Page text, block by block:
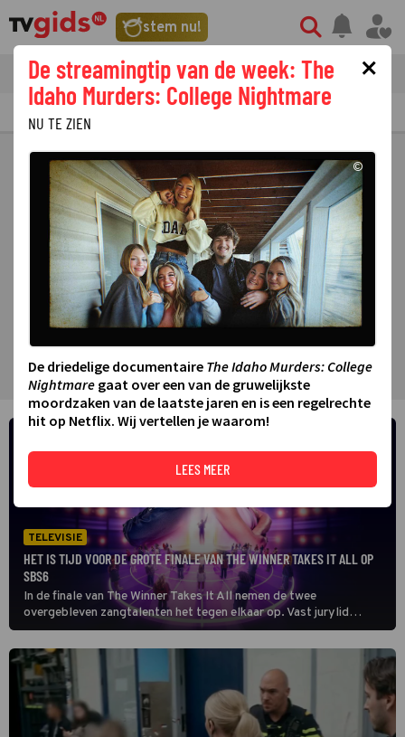
stem nu!
tvgids streaming nieuws
PRIMETIME GEMIST
TELEVISIE
HET IS TIJD VOOR DE GROTE FINALE VAN THE WINNER TAKES IT ALL OP
SBS6
In de finale van The Winner Takes It All nemen de twee
overgebleven zangtalenten het tegen elkaar op. Vast jurylid
Waylon mag het Salomonsoordeel geven.
×
De streamingtip van de week: The
Idaho Murders: College Nightmare
NU TE ZIEN
©
De driedelige documentaire The Idaho Murders: College
Nightmare gaat over een van de gruwelijkste
moordzaken van de laatste jaren en is een regelrechte
hit op Netflix. Wij vertellen je waarom!
LEES MEER